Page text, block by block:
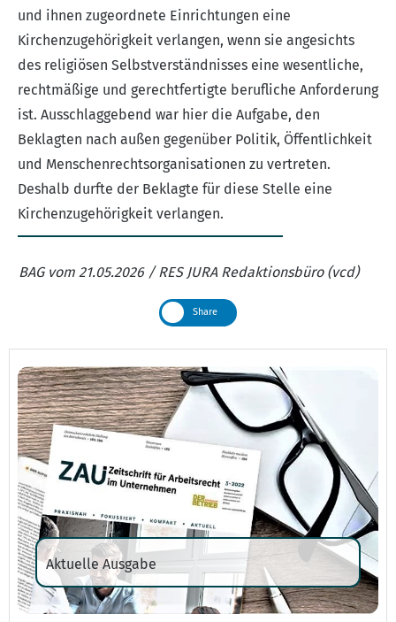
und ihnen zugeordnete Einrichtungen eine
Kirchenzugehörigkeit verlangen, wenn sie angesichts
des religiösen Selbstverständnisses eine wesentliche,
rechtmäßige und gerechtfertigte berufliche Anforderung
ist. Ausschlaggebend war hier die Aufgabe, den
Beklagten nach außen gegenüber Politik, Öffentlichkeit
und Menschenrechtsorganisationen zu vertreten.
Deshalb durfte der Beklagte für diese Stelle eine
Kirchenzugehörigkeit verlangen.
BAG vom 21.05.2026 / RES JURA Redaktionsbüro (vcd)
Share
Aktuelle Ausgabe